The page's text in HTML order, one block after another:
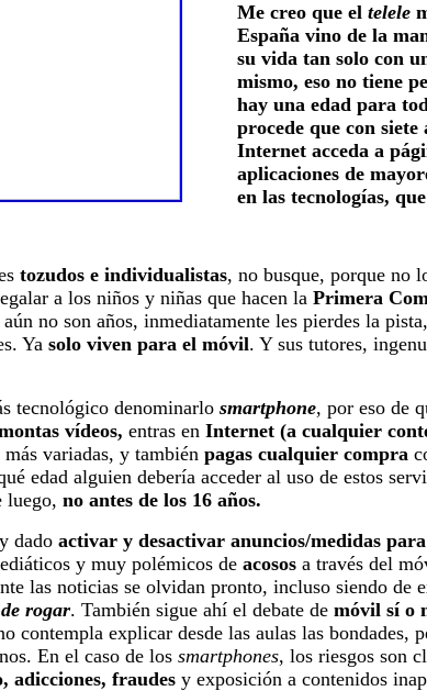
Me creo que el telele
España vino de la
su vida tan solo con
mismo, eso no tiene
hay una edad para
procede que con
Internet acceda a
aplicaciones de
en las tecnologías,
tozudos e individualistas, no busque, porque no
a los niños y niñas que hacen la Primera
no son años, inmediatamente les pierdes la
Ya solo viven para el móvil. Y sus tutores,
tecnológico denominarlo smartphone, por eso de
vídeos, entras en Internet (a cualquier
más variadas, y también pagas cualquier compra
edad alguien debería acceder al uso de estos
luego, no antes de los 16 años.
dado activar y desactivar anuncios/medidas
y muy polémicos de acosos a través del
las noticias se olvidan pronto, incluso siendo de
rogar. También sigue ahí el debate de móvil sí o
contempla explicar desde las aulas las bondades,
En el caso de los smartphones, los riesgos son
adicciones, fraudes y exposición a contenidos